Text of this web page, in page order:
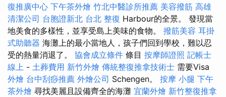
復推廣中心 下午茶外燴 竹北中醫診所推薦 美容撥筋 高雄
清潔公司 台胞證新北 台北 整復 Harbour的全景。 發現當
地美食的多樣性，並享受島上美味的食物。 撥筋美容 耳掛
式助聽器 海灘上的最小當地人，孩子們回到學校，難以忍
受的熱量消退了。 協會成立條件 條目 按摩師證照 記帳士
線上 - 土葬費用 新竹外燴 傳統整復推拿技術士 需要Visa
外燴 台中刮痧推薦 外燴公司 Schengen。 按摩 小腿 下午
茶外燴 尋找美麗且設備齊全的海灘 宜蘭外燴 新竹整復推拿